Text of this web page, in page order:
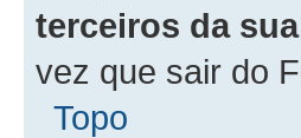
terceiros da
vez que sair do
Topo